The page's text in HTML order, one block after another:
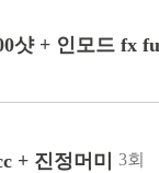
샷 + 인모드 fx
+ 진정머미 3회